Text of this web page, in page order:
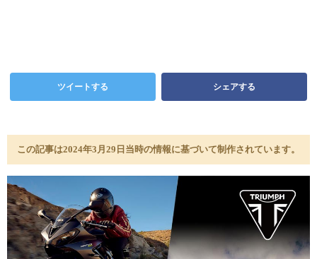
ツイートする シェアする
この記事は2024年3月29日当時の情報に基づいて制作されています。